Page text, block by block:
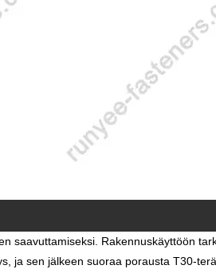
saavuttamiseksi. Rakennuskäyttöön
ja sen jälkeen suoraa porausta T30-